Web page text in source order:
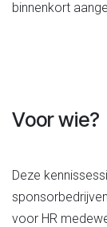
binnenkort
Voor wie?
Deze
voor HR